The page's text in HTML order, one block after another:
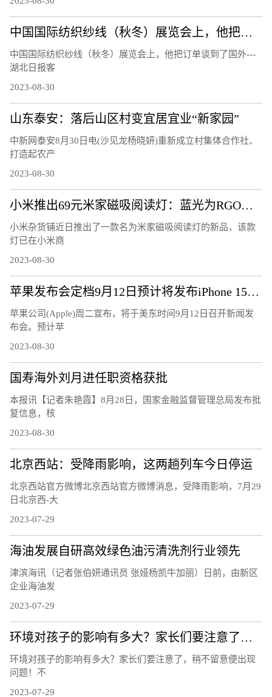
中国国际纺织纱线（秋冬）展览会上，他把订单谈到了国外
中国国际纺织纱线（秋冬）展览会上，他把订单谈到了国外---
湖北日报客
2023-08-30
山东泰安：落后山区村变宜居宜业“新家园”
中新网泰安8月30日电(沙见龙杨晓妍)重新成立村集体合作社、
打造起农产
2023-08-30
小米推出69元米家磁吸阅读灯：蓝光为RGO豁免级
小米杂货铺近日推出了一款名为米家磁吸阅读灯的新品，该款
灯已在小米商
2023-08-30
苹果发布会定档9月12日预计将发布iPhone 15系列
苹果公司(Apple)周二宣布，将于美东时间9月12日召开新闻发
布会。预计苹
2023-08-30
国寿海外刘月进任职资格获批
本报讯【记者朱艳霞】8月28日，国家金融监督管理总局发布批
复信息，核
2023-08-30
北京西站：受降雨影响，这两趟列车今日停运
北京西站官方微博北京西站官方微博消息，受降雨影响，7月29
日北京西-大
2023-07-29
海油发展自研高效绿色油污清洗剂行业领先
津滨海讯（记者张伯妍通讯员 张娅杨凯牛加丽）日前，由新区
企业海油发
2023-07-29
环境对孩子的影响有多大？家长们要注意了，稍不留意便出现问题！
环境对孩子的影响有多大？家长们要注意了，稍不留意便出现
问题！不
2023-07-29